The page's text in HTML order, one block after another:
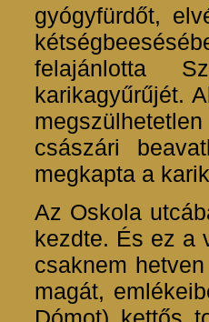
gyógyfürdőt,
felajánlotta
karikagyűrűjét.
császári
megkapta a
Az Oskola
kezdte. És ez a
csaknem
magát,